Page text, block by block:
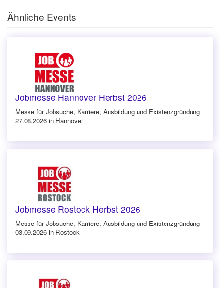
Ähnliche Events
Jobmesse Hannover Herbst 2026
Messe für Jobsuche, Karriere, Ausbildung und Existenzgründung
27.08.2026 in Hannover
Jobmesse Rostock Herbst 2026
Messe für Jobsuche, Karriere, Ausbildung und Existenzgründung
03.09.2026 in Rostock